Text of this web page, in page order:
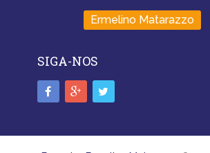
Ermelino Matarazzo
SIGA-NOS